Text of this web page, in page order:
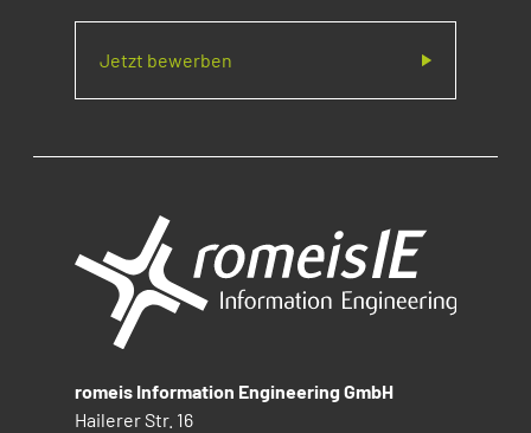
Jetzt bewerben
romeis Information Engineering GmbH
Hailerer Str. 16